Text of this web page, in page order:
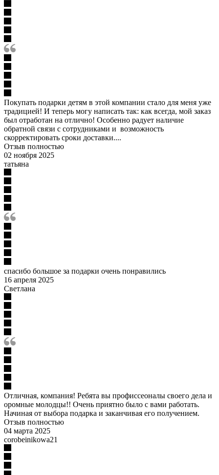
Покупать подарки детям в этой компании стало для меня уже
традицией! И теперь могу написать так: как всегда, мой заказ
был отработан на отлично! Особенно радует наличие
обратной связи с сотрудниками и возможность
скорректировать сроки доставки....
Отзыв полностью
02 ноября 2025
татьяна
спасибо большое за подарки очень понравились
16 апреля 2025
Светлана
Отличная, компания! Ребята вы профиссеоналы своего дела и
оромные молодцы!! Очень приятно было с вами работать.
Начиная от выбора подарка и заканчивая его получением.
Отзыв полностью
04 марта 2025
corobeinikowa21